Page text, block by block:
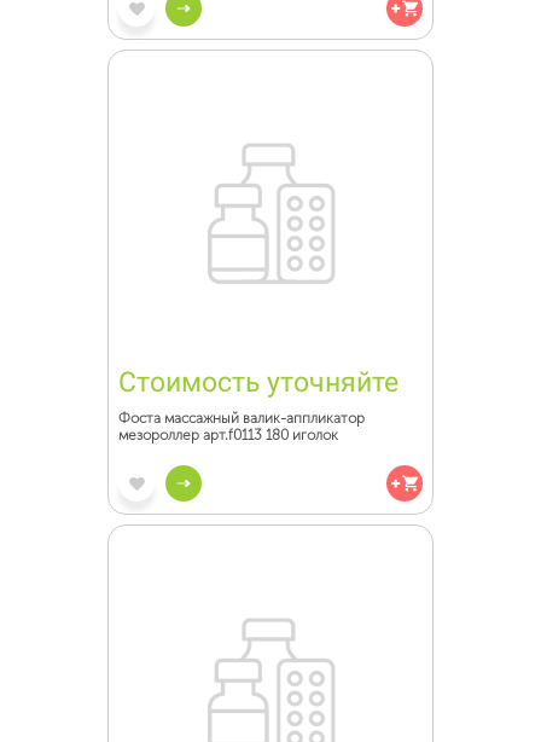
Стоимость уточняйте
Фоста массажный валик-аппликатор
мезороллер арт.f0113 180 иголок